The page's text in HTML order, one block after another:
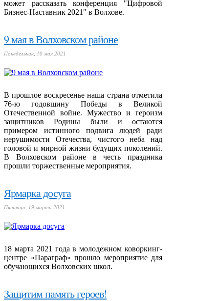
может рассказать конференция "Цифровой
Бизнес-Наставник 2021" в Волхове.
9 мая в Волховском районе
Понедельник, 10 мая 2021
В прошлое воскресенье наша страна отметила
76-ю годовщину Победы в Великой
Отечественной войне. Мужество и героизм
защитников Родины были и остаются
примером истинного подвига людей ради
нерушимости Отечества, чистого неба над
головой и мирной жизни будущих поколений.
В Волховском районе в честь праздника
прошли торжественные мероприятия.
Ярмарка досуга
Пятница, 19 марта 2021
18 марта 2021 года в молодежном коворкинг-
центре «Параграф» прошло мероприятие для
обучающихся Волховских школ.
Защитим память героев!